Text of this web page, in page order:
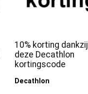
10% korting dankzij
deze Decathlon
kortingscode
Decathlon